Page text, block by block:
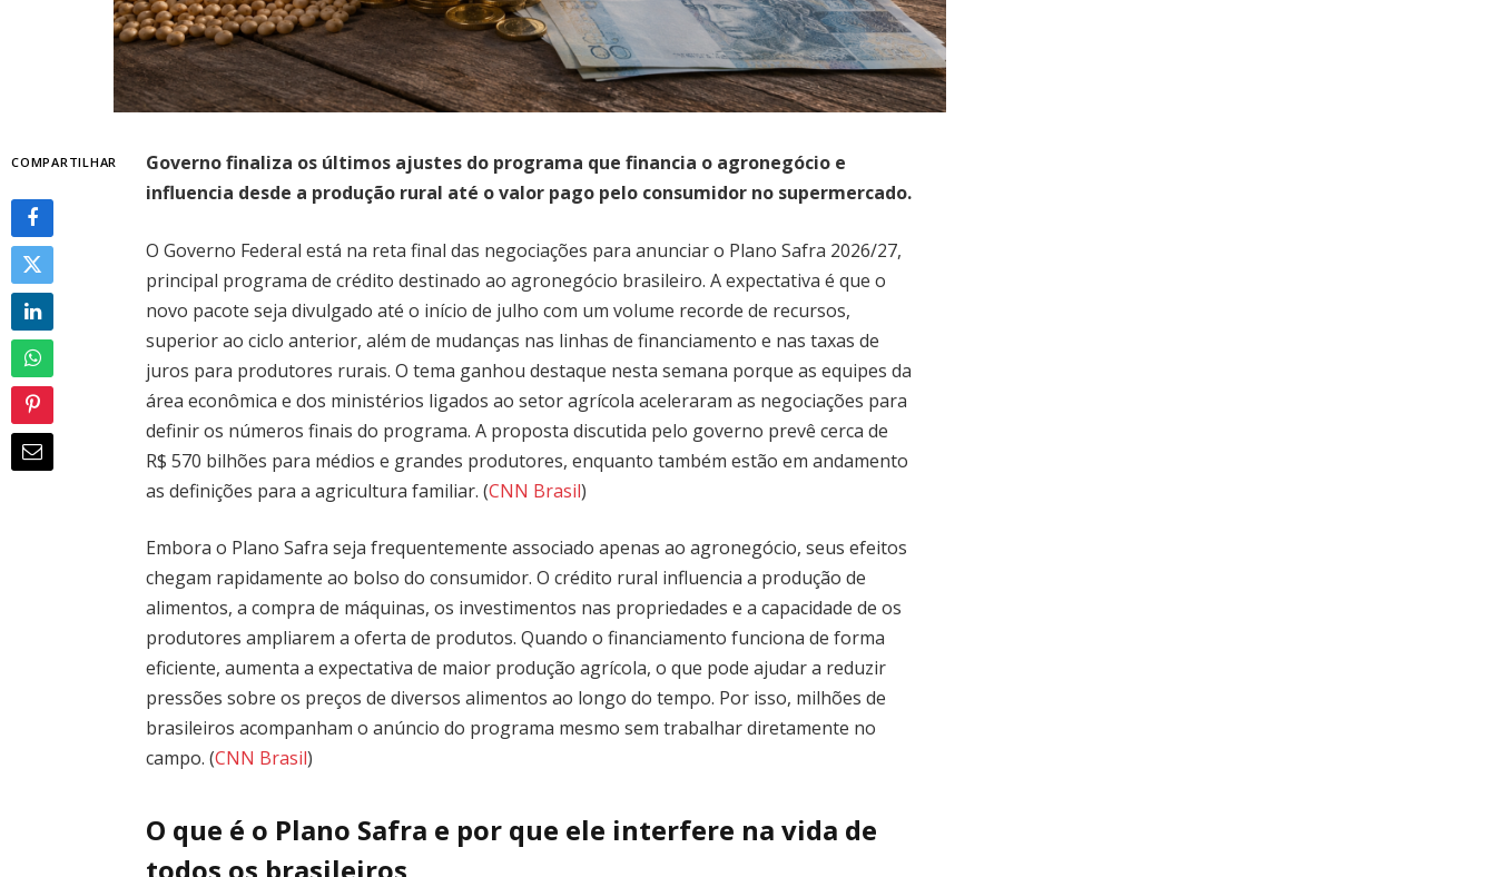
COMPARTILHAR
Governo finaliza os últimos ajustes do programa que financia o agronegócio e
influencia desde a produção rural até o valor pago pelo consumidor no supermercado.
O Governo Federal está na reta final das negociações para anunciar o Plano Safra 2026/27,
principal programa de crédito destinado ao agronegócio brasileiro. A expectativa é que o
novo pacote seja divulgado até o início de julho com um volume recorde de recursos,
superior ao ciclo anterior, além de mudanças nas linhas de financiamento e nas taxas de
juros para produtores rurais. O tema ganhou destaque nesta semana porque as equipes da
área econômica e dos ministérios ligados ao setor agrícola aceleraram as negociações para
definir os números finais do programa. A proposta discutida pelo governo prevê cerca de
R$ 570 bilhões para médios e grandes produtores, enquanto também estão em andamento
as definições para a agricultura familiar. (CNN Brasil)
Embora o Plano Safra seja frequentemente associado apenas ao agronegócio, seus efeitos
chegam rapidamente ao bolso do consumidor. O crédito rural influencia a produção de
alimentos, a compra de máquinas, os investimentos nas propriedades e a capacidade de os
produtores ampliarem a oferta de produtos. Quando o financiamento funciona de forma
eficiente, aumenta a expectativa de maior produção agrícola, o que pode ajudar a reduzir
pressões sobre os preços de diversos alimentos ao longo do tempo. Por isso, milhões de
brasileiros acompanham o anúncio do programa mesmo sem trabalhar diretamente no
campo. (CNN Brasil)
O que é o Plano Safra e por que ele interfere na vida de
todos os brasileiros